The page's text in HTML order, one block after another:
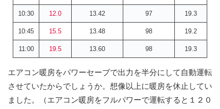
10:30 12.0 13.42 97 19.3
10:45 15.5 13.48 98 19.2
11:00 19.5 13.60 98 19.3
エアコン暖房をパワーセーブで出力を半分にして自動運転
させていたからでしょうか。想像以上に暖房を休止してい
ました。（エアコン暖房をフルパワーで運転すると１２０